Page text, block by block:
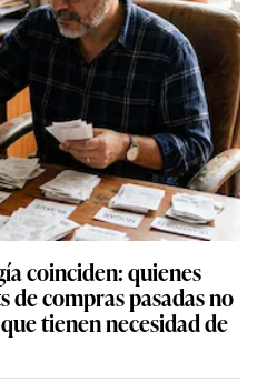
coinciden: quienes
de compras pasadas no
tienen necesidad de